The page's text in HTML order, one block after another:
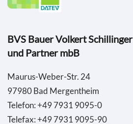
BVS Bauer Volkert Schillinger
und Partner mbB
Maurus-Weber-Str. 24
97980 Bad Mergentheim
Telefon: +49 7931 9095-0
Telefax: +49 7931 9095-90